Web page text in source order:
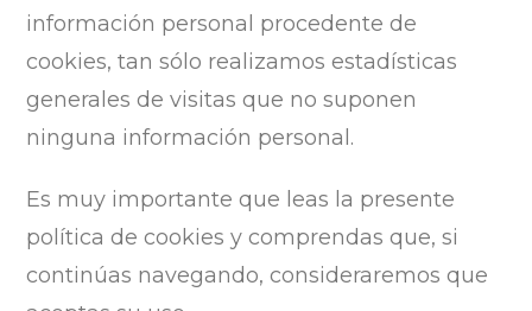
información personal procedente de
cookies, tan sólo realizamos estadísticas
generales de visitas que no suponen
ninguna información personal.
Es muy importante que leas la presente
política de cookies y comprendas que, si
continúas navegando, consideraremos que